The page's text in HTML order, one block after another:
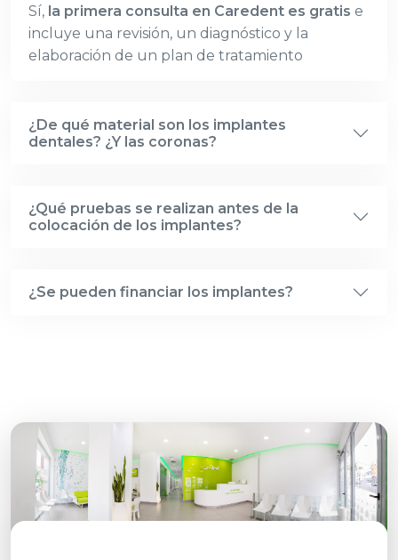
Sí, la primera consulta en Caredent es gratis e
incluye una revisión, un diagnóstico y la
elaboración de un plan de tratamiento
¿De qué material son los implantes
dentales? ¿Y las coronas?
¿Qué pruebas se realizan antes de la
colocación de los implantes?
¿Se pueden financiar los implantes?